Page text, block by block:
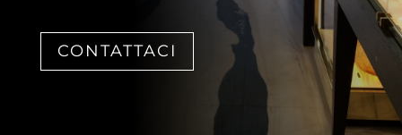
CONTATTACI